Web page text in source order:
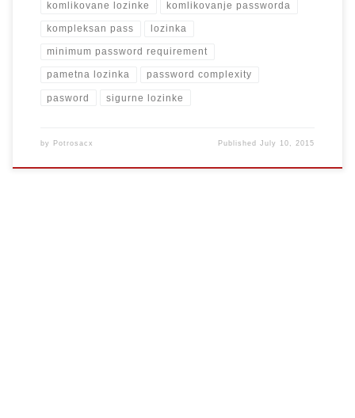
komlikovane lozinke komlikovanje passworda
kompleksan pass lozinka
minimum password requirement
pametna lozinka password complexity
pasword sigurne lozinke
by Potrosacx PublishedJuly 10, 2015